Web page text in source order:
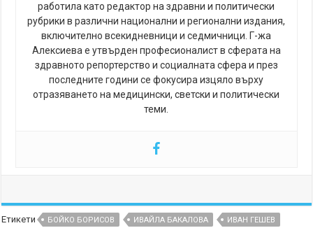
работила като редактор на здравни и политически
рубрики в различни национални и регионални издания,
включително всекидневници и седмичници. Г-жа
Алексиева е утвърден професионалист в сферата на
здравното репортерство и социалната сфера и през
последните години се фокусира изцяло върху
отразяването на медицински, светски и политически
теми.
Етикети БОЙКО БОРИСОВ ИВАЙЛА БАКАЛОВА ИВАН ГЕШЕВ